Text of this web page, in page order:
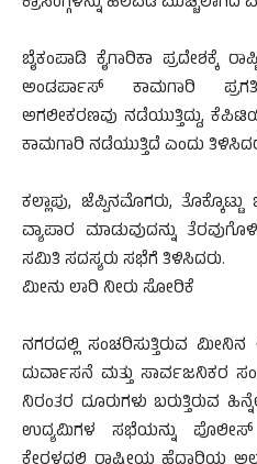
ಬೈಕಂಪಾಡಿ ಕೈಗಾರಿಕಾ ಪ್ರದೇಶಕ್ಕೆ
ಅಂಡರ್ಪಾಸ್ ಕಾಮಗಾರಿ
ಅಗಲೀಕರಣವು ನಡೆಯುತ್ತಿದ್ದು,
ಕಾಮಗಾರಿ ನಡೆಯುತ್ತಿದೆ ಎಂದು
ಕಲ್ಲಾಪು, ಜೆಪ್ಪಿನಮೊಗರು,
ವ್ಯಾಪಾರ ಮಾಡುವುದನ್ನು
ಸಮಿತಿ ಸದಸ್ಯರು ಸಭೆಗೆ ತಿಳಿಸಿದರು.
ಮೀನು ಲಾರಿ ನೀರು ಸೋರಿಕೆ
ನಗರದಲ್ಲಿ ಸಂಚರಿಸುತ್ತಿರುವ
ದುರ್ವಾಸನೆ ಮತ್ತು ಸಾರ್ವಜನಿಕರ
ನಿರಂತರ ದೂರುಗಳು ಬರುತ್ತಿರುವ
ಉದ್ಯಮಿಗಳ ಸಭೆಯನ್ನು ಪೊಲೀಸ್